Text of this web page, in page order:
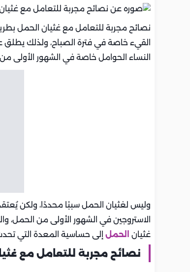
نصائح مجربة للتعامل مع غثيان الحمل
القيء خاصة في فترة الصباح، ولذلك يطلق
النساء الحوامل خاصة في الشهور الأولى
وليس لغثيان الحمل سببًا محددًا، ولكن
الاستروجين في الشهور الأولى من الحمل،
غثيان
الحمل إلى حساسية المعدة التي
نصائح مجربة للتعامل مع